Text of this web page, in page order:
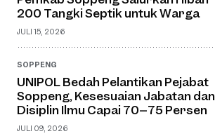
200 Tangki Septik untuk Warga
JULI 15, 2026
SOPPENG
UNIPOL Bedah Pelantikan Pejabat
Soppeng, Kesesuaian Jabatan dan
Disiplin Ilmu Capai 70–75 Persen
JULI 09, 2026